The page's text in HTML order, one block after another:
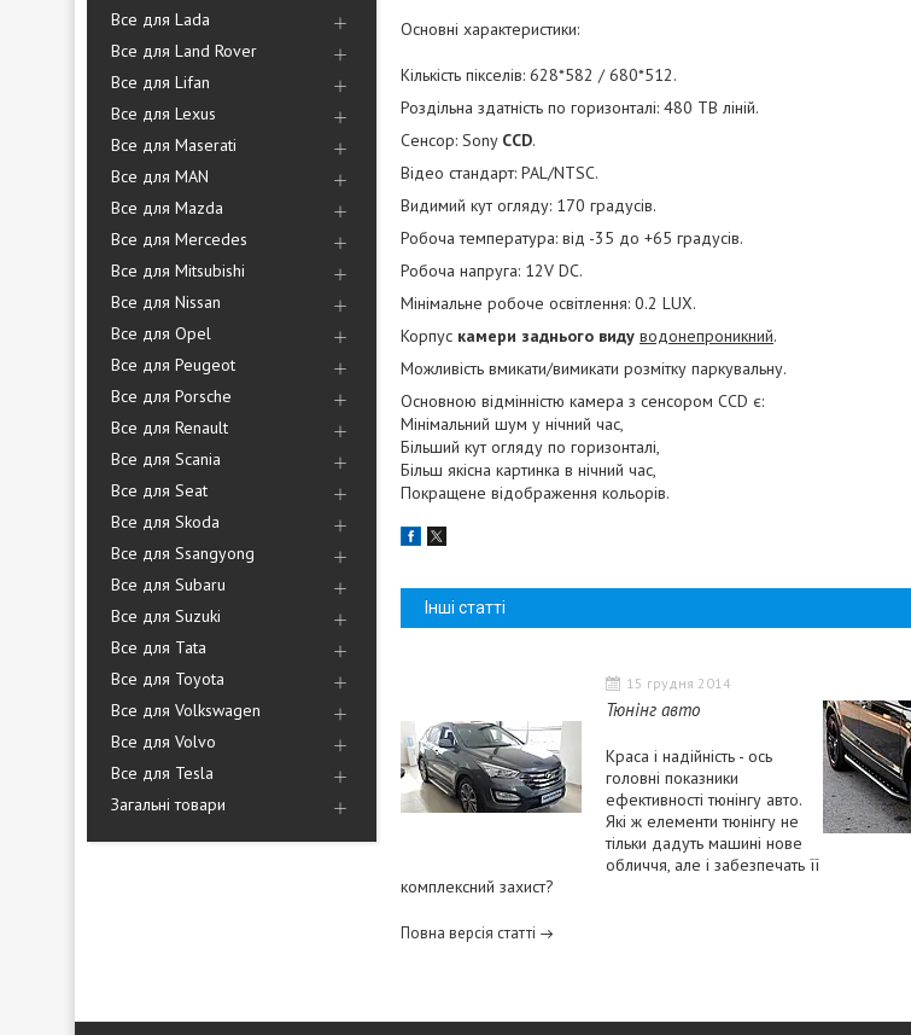
Все для Lada
Все для Land Rover
Все для Lifan
Все для Lexus
Все для Maserati
Все для MAN
Все для Mazda
Все для Mercedes
Все для Mitsubishi
Все для Nissan
Все для Opel
Все для Peugeot
Все для Porsche
Все для Renault
Все для Scania
Все для Seat
Все для Skoda
Все для Ssangyong
Все для Subaru
Все для Suzuki
Все для Tata
Все для Toyota
Все для Volkswagen
Все для Volvo
Все для Tesla
Загальні товари
Основні характеристики:
Кількість пікселів: 628*582 / 680*512.
Роздільна здатність по горизонталі: 480 ТВ ліній.
Сенсор: Sony CCD.
Відео стандарт: PAL/NTSC.
Видимий кут огляду: 170 градусів.
Робоча температура: від -35 до +65 градусів.
Робоча напруга: 12V DC.
Мінімальне робоче освітлення: 0.2 LUX.
Корпус камери заднього виду водонепроникний.
Можливість вмикати/вимикати розмітку паркувальну.
Основною відмінністю камера з сенсором CCD є:
Мінімальний шум у нічний час,
Більший кут огляду по горизонталі,
Більш якісна картинка в нічний час,
Покращене відображення кольорів.
Інші статті
15 грудня 2014
Тюнінг авто
Краса і надійність - ось
головні показники
ефективності тюнінгу авто.
Які ж елементи тюнінгу не
тільки дадуть машині нове
обличчя, але і забезпечать її
комплексний захист?
Повна версія статті